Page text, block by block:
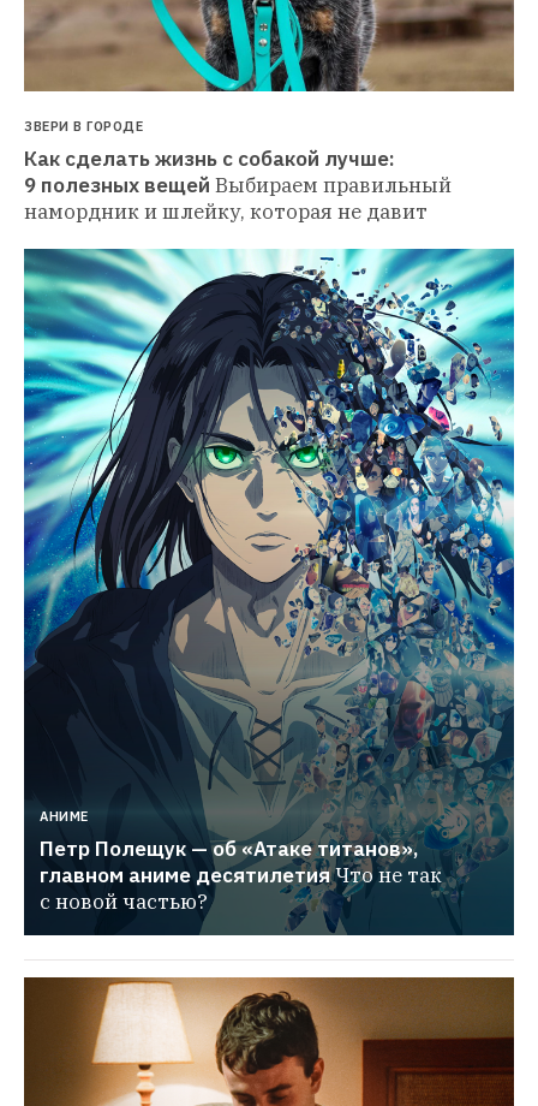
ЗВЕРИ В ГОРОДЕ
Как сделать жизнь с собакой лучше:
9 полезных вещей Выбираем правильный
намордник и шлейку, которая не давит
АНИМЕ
Петр Полещук — об «Атаке титанов»,
главном аниме десятилетияЧто не так
с новой частью?